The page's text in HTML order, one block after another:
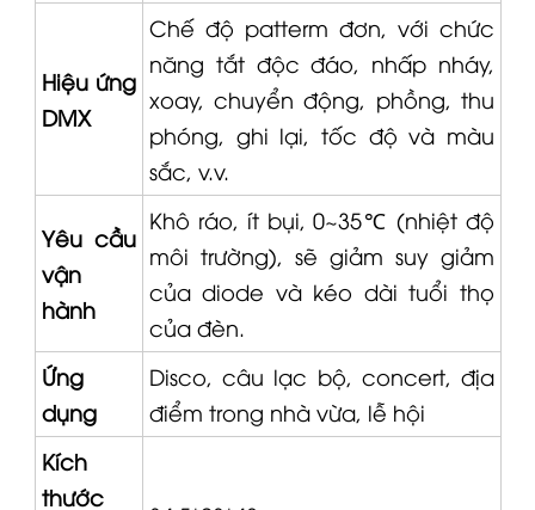
Hiệu ứng
DMX
Chế độ patterm đơn, với chức
năng tắt độc đáo, nhấp nháy,
xoay, chuyển động, phồng, thu
phóng, ghi lại, tốc độ và màu
sắc, v.v.
Yêu cầu
vận
hành
Khô ráo, ít bụi, 0~35℃ (nhiệt độ
môi trường), sẽ giảm suy giảm
của diode và kéo dài tuổi thọ
của đèn.
Ứng
dụng
Disco, câu lạc bộ, concert, địa
điểm trong nhà vừa, lễ hội
Kích
thước